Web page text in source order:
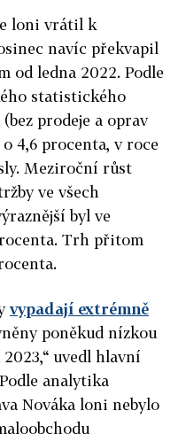
loni vrátil k
navíc překvapil
od ledna 2022. Podle
statistického
prodeje a oprav
4,6 procenta, v roce
Meziroční růst
ve všech
byl ve
Trh přitom
vypadají extrémně
poněkud nízkou
uvedl hlavní
analytika
Nováka loni nebylo